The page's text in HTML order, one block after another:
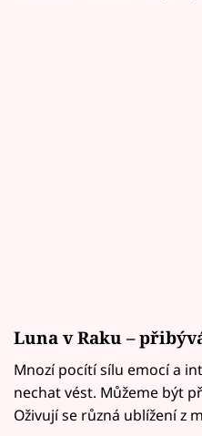
Luna v Raku –
Mnozí pocítí sílu emocí a
nechat vést. Můžeme být
Oživují se různá ublížení z